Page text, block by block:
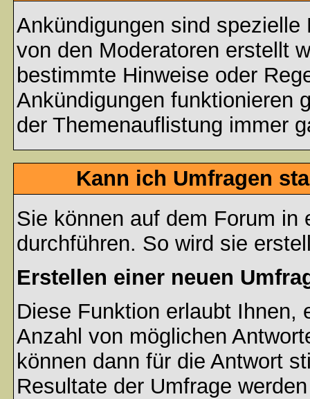
Ankündigungen sind
von den Moderatoren erstellt
bestimmte Hinweise oder
Ankündigungen funktionieren
der Themenauflistung immer
Kann ich Umfragen
Sie können auf dem Forum in
durchführen. So wird sie
Erstellen einer neuen
Diese Funktion erlaubt Ihnen,
Anzahl von möglichen
können dann für die Antwort
Resultate der Umfrage